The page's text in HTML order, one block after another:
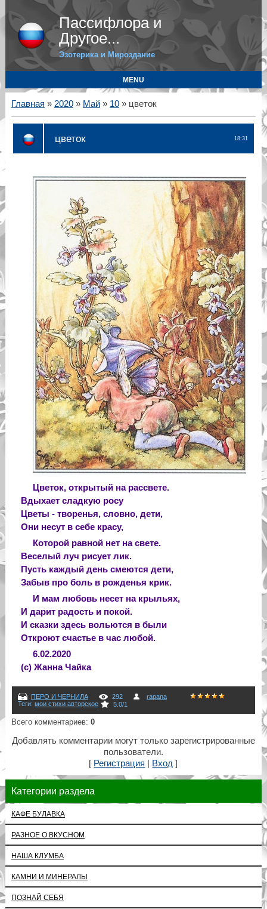
Пассифлора и
Другое...
Эзотерика и Мироздание
MENU
Главная » 2020 » Май » 10» цветок
18:31
цветок
Цветок, открытый на рассвете.
Вдыхает сладкую росу
Цветы - творенья, словно, дети,
Они несут в себе красу,
Которой равной нет на свете.
Веселый луч рисует лик.
Пусть каждый день смеются дети,
Забыв про боль в рожденья крик.
И мам любовь несет на крыльях,
И дарит радость и покой.
И сказки здесь вольются в были
Откроют счастье в час любой.
6.02.2020
(с) Жанна Чайка
ПЕРО И ЧЕРНИЛА 292
rapana
Теги: мои стихи авторское 5.0/1
Всего комментариев: 0
Добавлять комментарии могут только зарегистрированные
пользователи.
[ Регистрация Вход ]
Категории раздела
КАФЕ БУЛАВКА
РАЗНОЕ О ВКУСНОМ
НАША КЛУМБА
КАМНИ И МИНЕРАЛЫ
ПОЗНАЙ СЕБЯ